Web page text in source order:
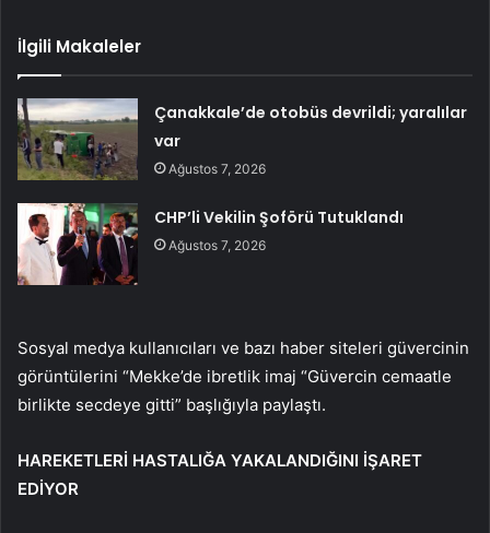
İlgili Makaleler
Çanakkale’de otobüs devrildi; yaralılar
var
Ağustos 7, 2026
CHP’li Vekilin Şoförü Tutuklandı
Ağustos 7, 2026
Sosyal medya kullanıcıları ve bazı haber siteleri güvercinin
görüntülerini “Mekke’de ibretlik imaj “Güvercin cemaatle
birlikte secdeye gitti” başlığıyla paylaştı.
HAREKETLERİ HASTALIĞA YAKALANDIĞINI İŞARET
EDİYOR